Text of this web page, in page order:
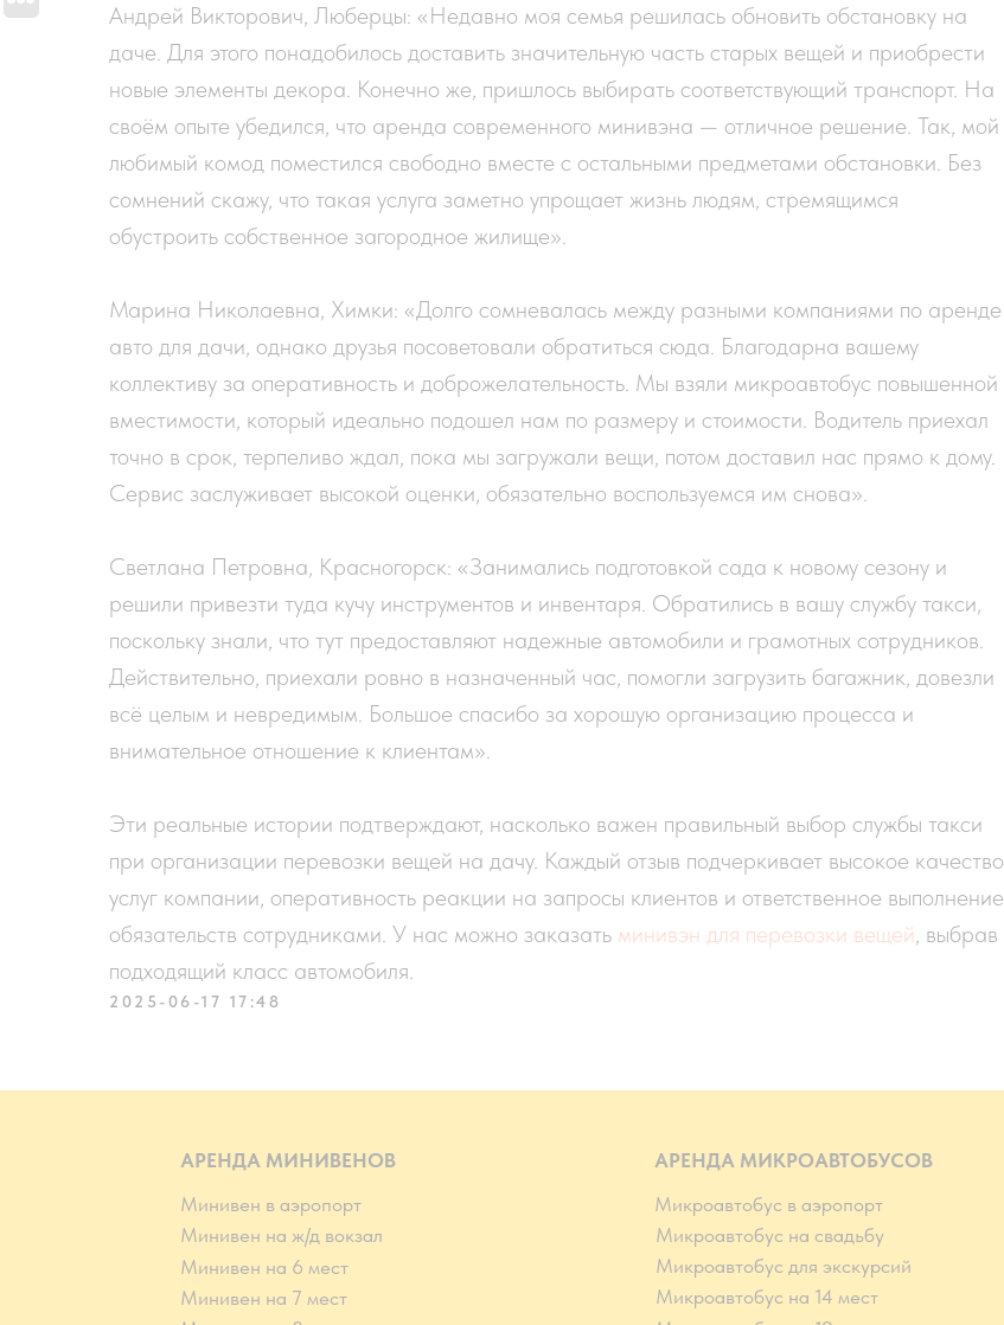
Андрей Викторович, Люберцы: «Недавно моя семья решилась обновить обстановку на
даче. Для этого понадобилось доставить значительную часть старых вещей и приобрести
новые элементы декора. Конечно же, пришлось выбирать соответствующий транспорт. На
своём опыте убедился, что аренда современного минивэна — отличное решение. Так, мой
любимый комод поместился свободно вместе с остальными предметами обстановки. Без
сомнений скажу, что такая услуга заметно упрощает жизнь людям, стремящимся
обустроить собственное загородное жилище».
Марина Николаевна, Химки: «Долго сомневалась между разными компаниями по аренде
авто для дачи, однако друзья посоветовали обратиться сюда. Благодарна вашему
коллективу за оперативность и доброжелательность. Мы взяли микроавтобус повышенной
вместимости, который идеально подошел нам по размеру и стоимости. Водитель приехал
точно в срок, терпеливо ждал, пока мы загружали вещи, потом доставил нас прямо к дому.
Сервис заслуживает высокой оценки, обязательно воспользуемся им снова».
Светлана Петровна, Красногорск: «Занимались подготовкой сада к новому сезону и
решили привезти туда кучу инструментов и инвентаря. Обратились в вашу службу такси,
поскольку знали, что тут предоставляют надежные автомобили и грамотных сотрудников.
Действительно, приехали ровно в назначенный час, помогли загрузить багажник, довезли
всё целым и невредимым. Большое спасибо за хорошую организацию процесса и
внимательное отношение к клиентам».
Эти реальные истории подтверждают, насколько важен правильный выбор службы такси
при организации перевозки вещей на дачу. Каждый отзыв подчеркивает высокое качество
услуг компании, оперативность реакции на запросы клиентов и ответственное выполнение
обязательств сотрудниками. У нас можно заказать минивэн для перевозки вещей, выбрав
подходящий класс автомобиля.
2025-06-17 17:48
АРЕНДА МИНИВЕНОВ
Минивен в аэропорт
Минивен на ж/д вокзал
Минивен на 6 мест
Минивен на 7 мест
АРЕНДА МИКРОАВТОБУСОВ
Микроавтобус в аэропорт
Микроавтобус на свадьбу
Микроавтобус для экскурсий
Микроавтобус на 14 мест